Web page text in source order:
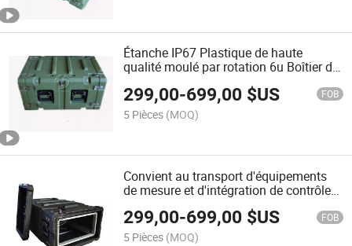
Étanche IP67 Plastique de haute
qualité moulé par rotation 6u Boîtier de
299,00-699,00 $US FOB
5 Pièces (MOQ)
Convient au transport d'équipements
de mesure et d'intégration de contrôle
IP65 5u Roto étui de transport à chocs
299,00-699,00 $US FOB
5 Pièces (MOQ)